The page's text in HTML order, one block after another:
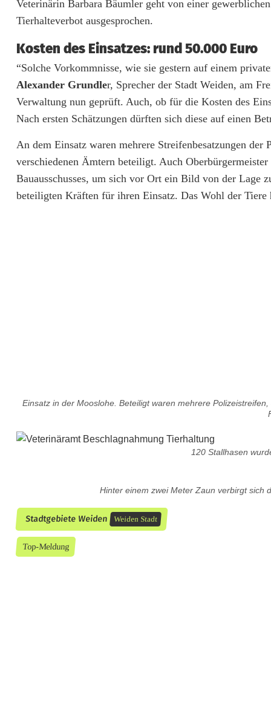
r
n
ä
r
a
m
t
g
Veterinärin Barbara Bäumler geht von einer
Tierhalteverbot ausgesprochen.
Kosten des Einsatzes: rund 50.000 Euro
“Solche Vorkommnisse, wie sie gestern auf einem
Alexander Grundler, Sprecher der Stadt Weiden, am
Verwaltung nun geprüft. Auch, ob für die Kosten des
Nach ersten Schätzungen dürften sich diese auf einen
An dem Einsatz waren mehrere Streifenbesatzungen
verschiedenen Ämtern beteiligt. Auch Oberbürgermeister
Bauausschusses, um sich vor Ort ein Bild von der Lage
beteiligten Kräften für ihren Einsatz. Das Wohl der Tiere
Einsatz in der Mooslohe. Beteiligt waren mehrere
120 Stallhasen
Hinter einem zwei Meter Zaun verbirgt sich
Stadtgebiete Weiden Weiden Stadt
Top-Meldung